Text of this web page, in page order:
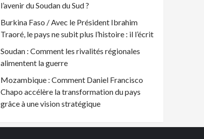
l’avenir du Soudan du Sud ?
Burkina Faso / Avec le Président Ibrahim
Traoré, le pays ne subit plus l’histoire : il l’écrit
Soudan : Comment les rivalités régionales
alimentent la guerre
Mozambique : Comment Daniel Francisco
Chapo accélère la transformation du pays
grâce à une vision stratégique